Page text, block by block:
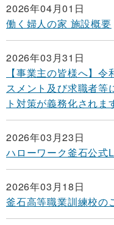
2026年04月01日
働く婦人の家 施設概要
2026年03月31日
【事業主の皆様へ】
スメント及び求職者等
ト対策が義務化されま
2026年03月23日
ハローワーク釜石公式
2026年03月18日
釜石高等職業訓練校の